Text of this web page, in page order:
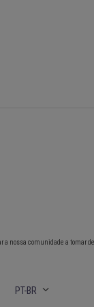
a nossa comunidade a tomar
PT-BR